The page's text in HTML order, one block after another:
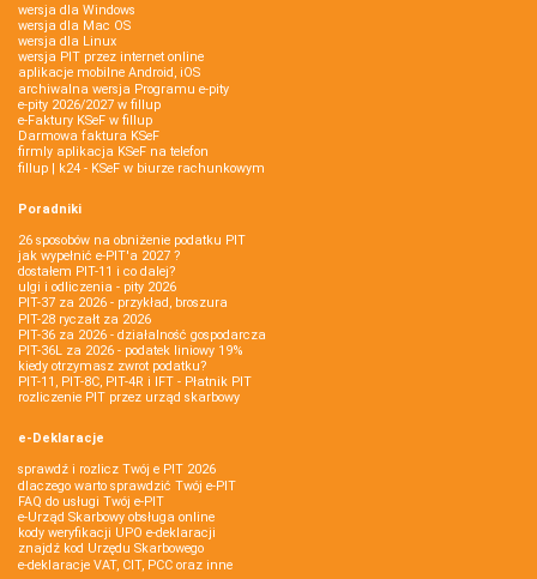
wersja dla Windows
wersja dla Mac OS
wersja dla Linux
wersja PIT przez internet online
aplikacje mobilne Android, iOS
archiwalna wersja Programu e-pity
e-pity 2026/2027 w fillup
e‑Faktury KSeF w fillup
Darmowa faktura KSeF
firmly aplikacja KSeF na telefon
fillup | k24 - KSeF w biurze rachunkowym
Poradniki
26 sposobów na obniżenie podatku PIT
jak wypełnić e-PIT'a 2027 ?
dostałem PIT-11 i co dalej?
ulgi i odliczenia - pity 2026
PIT-37 za 2026 - przykład, broszura
PIT-28 ryczałt za 2026
PIT-36 za 2026 - działalność gospodarcza
PIT-36L za 2026 - podatek liniowy 19%
kiedy otrzymasz zwrot podatku?
PIT-11, PIT-8C, PIT-4R i IFT - Płatnik PIT
rozliczenie PIT przez urząd skarbowy
e-Deklaracje
sprawdź i rozlicz Twój e PIT 2026
dlaczego warto sprawdzić Twój e-PIT
FAQ do usługi Twój e-PIT
e-Urząd Skarbowy obsługa online
kody weryfikacji UPO e-deklaracji
znajdź kod Urzędu Skarbowego
e-deklaracje VAT, CIT, PCC oraz inne